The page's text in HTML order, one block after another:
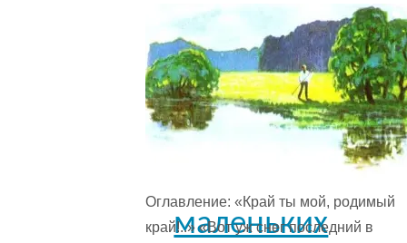
Р.С.
Стихотворение
маленьких
Оглавление: «Край ты мой, родимый
край!..» «Вот уж снег последний в